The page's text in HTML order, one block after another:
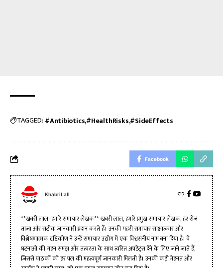
TAGGED: #Antibiotics#HealthRisks#SideEffects
Facebook
KhabriLall
**खबरी लाल: हमारे समाचार लेखक** खबरी लाल, हमारे प्रमुख समाचार लेखक, हर रोज़
ताज़ा और सटीक जानकारी प्रदान करते हैं। उनकी गहरी समाचार साक्षात्कार और
विश्लेषणात्मक दृष्टिकोण ने उन्हें समाचार उद्योग में एक विश्वसनीय नाम बना दिया है। वे
घटनाओं की गहन समझ और तत्परता के साथ त्वरित अपडेट्स देने के लिए जाने जाते हैं,
जिससे पाठकों को हर पल की महत्वपूर्ण जानकारी मिलती है। उनकी कड़ी मेहनत और